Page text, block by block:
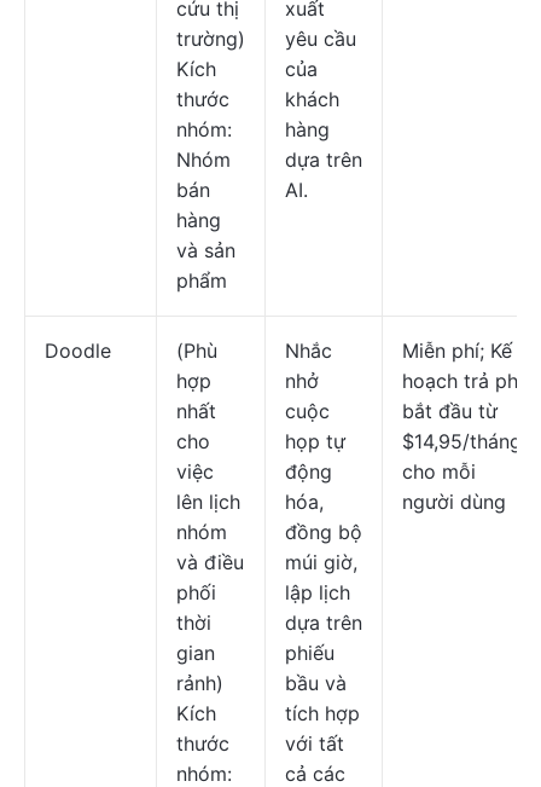
cứu thị
trường)
Kích
thước
nhóm:
Nhóm
bán
hàng
và sản
phẩm
xuất
yêu cầu
của
khách
hàng
dựa trên
AI.
Doodle
(Phù
hợp
nhất
cho
việc
lên lịch
nhóm
và điều
phối
thời
gian
rảnh)
Kích
thước
nhóm:
Nhắc
nhở
cuộc
họp tự
động
hóa,
đồng bộ
múi giờ,
lập lịch
dựa trên
phiếu
bầu và
tích hợp
với tất
cả các
Miễn phí; Kế
hoạch trả phí
bắt đầu từ
$14,95/tháng
cho mỗi
người dùng